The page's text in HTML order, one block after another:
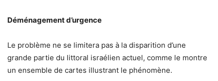
Déménagement d’urgence
Le problème ne se limitera pas à la disparition d’une
grande partie du littoral israélien actuel, comme le montre
un ensemble de cartes illustrant le phénomène.